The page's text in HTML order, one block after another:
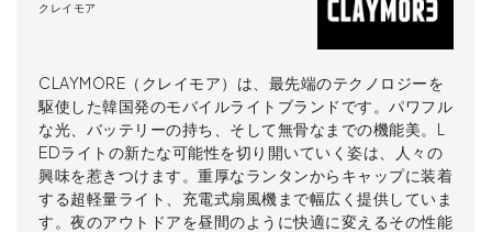
クレイモア
CLAYMORE（クレイモア）は、最先端のテクノロジーを
駆使した韓国発のモバイルライトブランドです。パワフル
な光、バッテリーの持ち、そして無骨なまでの機能美。L
EDライトの新たな可能性を切り開いていく姿は、人々の
興味を惹きつけます。重厚なランタンからキャップに装着
する超軽量ライト、充電式扇風機まで幅広く提供していま
す。夜のアウトドアを昼間のように快適に変えるその性能